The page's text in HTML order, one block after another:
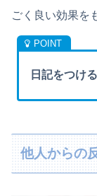
ごく良い効果を
日記をつけ
他人からの